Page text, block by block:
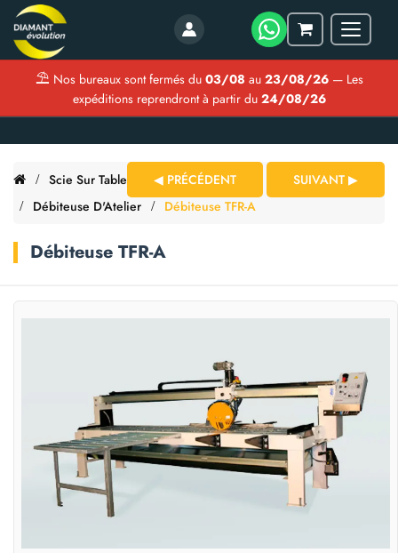
Mon
Menu
⛱ Nos bureaux sont fermés du 03/08 au 23/08/26— Les
expéditions reprendront à partir du 24/08/26
◀ PRÉCÉDENT SUIVANT ▶
Scie Sur Table
Débiteuse D'Atelier
Débiteuse TFR-A
Débiteuse TFR-A